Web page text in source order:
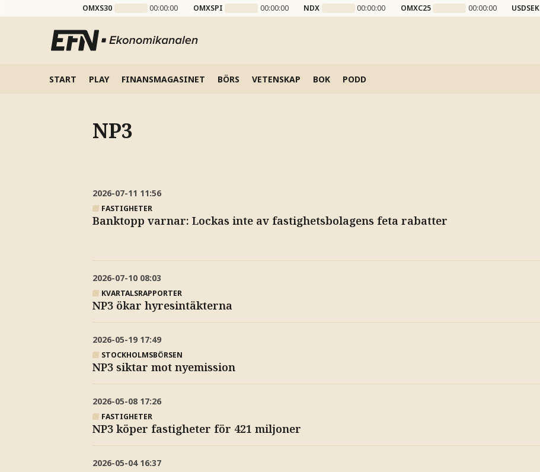
OMXS30 00:00:00 OMXSPI 00:00:00 NDX 00:00:00 OMXC25 00:00:00 USDSEK
START PLAY FINANSMAGASINET BÖRS VETENSKAP BOK PODD
NP3
2026-07-11 11:56
FASTIGHETER
Banktopp varnar: Lockas inte av fastighetsbolagens feta rabatter
2026-07-10 08:03
KVARTALSRAPPORTER
NP3 ökar hyresintäkterna
2026-05-19 17:49
STOCKHOLMSBÖRSEN
NP3 siktar mot nyemission
2026-05-08 17:26
FASTIGHETER
NP3 köper fastigheter för 421 miljoner
2026-05-04 16:37